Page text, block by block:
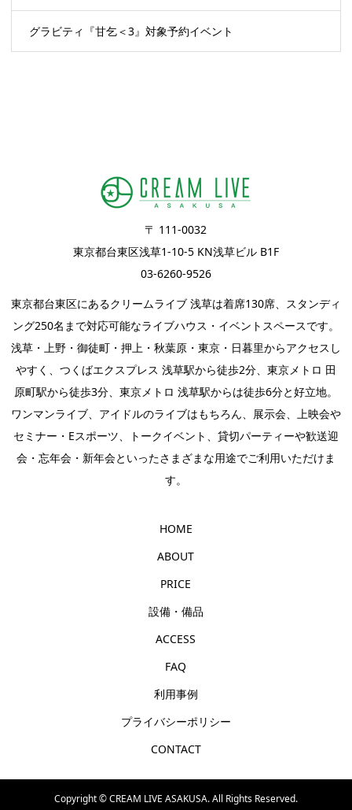
グラビティ『甘乞＜3』対象予約イベント
〒 111-0032
東京都台東区浅草1-10-5 KN浅草ビル B1F
03-6260-9526
東京都台東区にあるクリームライブ 浅草は着席130席、スタンディ
ング250名まで対応可能なライブハウス・イベントスペースです。
浅草・上野・御徒町・押上・秋葉原・東京・日暮里からアクセスし
やすく、つくばエクスプレス 浅草駅から徒歩2分、東京メトロ 田
原町駅から徒歩3分、東京メトロ 浅草駅からは徒歩6分と好立地。
ワンマンライブ、 アイドルのライブはもちろん、 展示会、上映会や
セミナー・ Eスポーツ トークイベント 貸切パーティーや歓送迎
会・忘年会・新年会といったさまざまな用途でご利用いただけま
す。
HOME
ABOUT
PRICE
設備・備品
ACCESS
FAQ
利用事例
プライバシーポリシー
CONTACT
Copyright ©CREAM LIVE ASAKUSA. All Rights Reserved.